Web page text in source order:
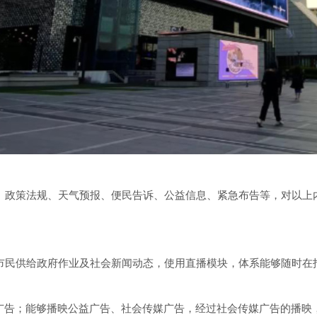
策法规、天气预报、便民告诉、公益信息、紧急布告等，对以
供给政府作业及社会新闻动态，使用直播模块，体系能够随时
；能够播映公益广告、社会传媒广告，经过社会传媒广告的播